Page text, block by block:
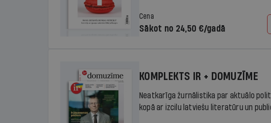
Cena
Sākot no 24,50 €/gadā
KOMPLEKTS IR + DOMUZĪME
Neatkarīga žurnālistika par aktuālo
kopā ar izcilu latviešu literatūru un